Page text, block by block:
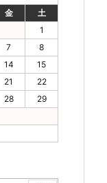
金
土
1
7
8
14
15
21
22
28
29